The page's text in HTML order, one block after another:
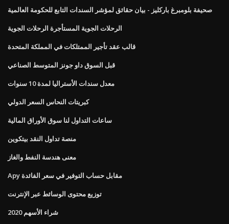
صحيفة بلومبرغ باركليز - بيان حقائق لمؤشر السندات التابع للحكومة العالمية
الرحلات الجوية المستأجرة الرحلات الجوية
قالب عقد تأجير الممتلكات في المملكة المتحدة
قبل السوق داو جونز المتوسط ​​الصناعي
معدل سندات الأستراليا لمدة 10 سنوات
كبريتات النحاس السعر الدولي
ساعات التداول لنا سوق الأوراق المالية
منصة تداول النقد بيتكوين
معنى هندسة النفط والغاز
Apy مقابل حساب التوفير في سعر الفائدة
توزيع محتوى الوسائط عبر الإنترنت
شراء الأسهم 2020